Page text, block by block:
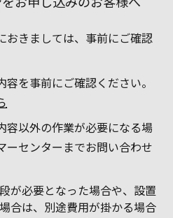
おきましては、事前にご確認
を事前にご確認ください。
容以外の作業が必要になる場
ーセンターまでお問い合わせ
が必要となった場合や、設置
合は、別途費用が掛かる場合